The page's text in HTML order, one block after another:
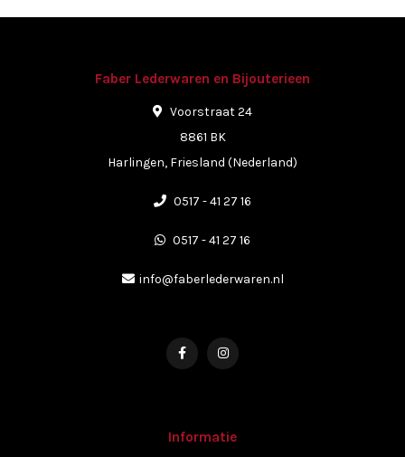
Faber Lederwaren en Bijouterieen
Voorstraat 24
8861 BK
Harlingen, Friesland (Nederland)
0517 - 41 27 16
0517 - 41 27 16
info@faberlederwaren.nl
Informatie